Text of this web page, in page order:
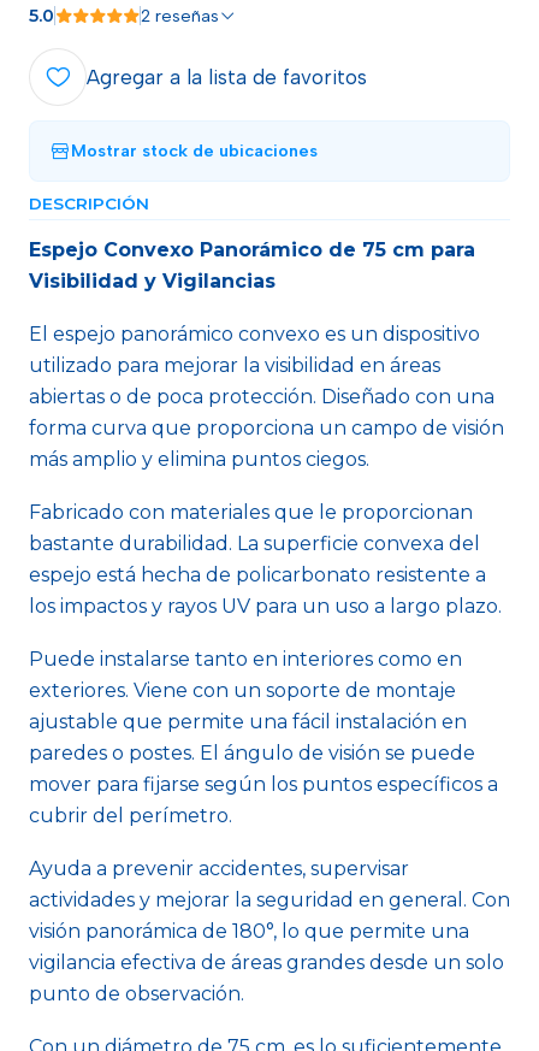
5.0 2 reseñas
Agregar a la lista de favoritos
Mostrar stock de ubicaciones
DESCRIPCIÓN
Espejo Convexo Panorámico de 75 cm para
Visibilidad y Vigilancias
El espejo panorámico convexo es un dispositivo
utilizado para mejorar la visibilidad en áreas
abiertas o de poca protección. Diseñado con una
forma curva que proporciona un campo de visión
más amplio y elimina puntos ciegos.
Fabricado con materiales que le proporcionan
bastante durabilidad. La superficie convexa del
espejo está hecha de policarbonato resistente a
los impactos y rayos UV para un uso a largo plazo.
Puede instalarse tanto en interiores como en
exteriores. Viene con un soporte de montaje
ajustable que permite una fácil instalación en
paredes o postes. El ángulo de visión se puede
mover para fijarse según los puntos específicos a
cubrir del perímetro.
Ayuda a prevenir accidentes, supervisar
actividades y mejorar la seguridad en general. Con
visión panorámica de 180°, lo que permite una
vigilancia efectiva de áreas grandes desde un solo
punto de observación.
Con un diámetro de 75 cm, es lo suficientemente